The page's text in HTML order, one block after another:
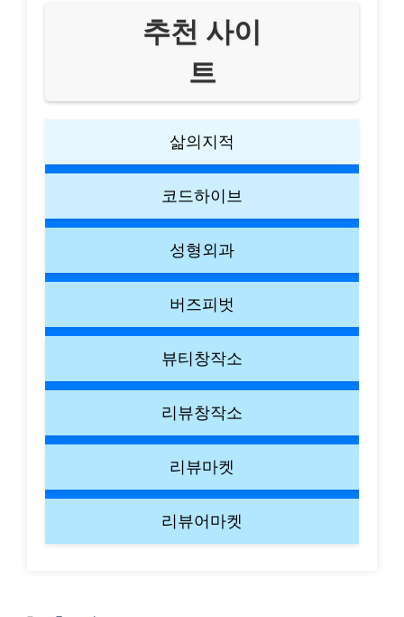
추천 사이
트
삶의지적
코드하이브
성형외과
버즈피벗
뷰티창작소
리뷰창작소
리뷰마켓
리뷰어마켓